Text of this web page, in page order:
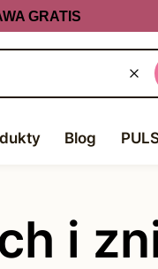
GRATIS
Blog
i